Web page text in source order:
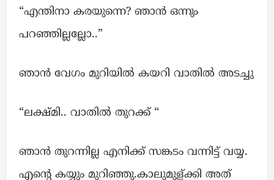
“എന്തിനാ കരയുന്നെ? ഞാൻ ഒന്നും
പറഞ്ഞില്ലല്ലോ..”
ഞാൻ വേഗം മുറിയിൽ കയറി വാതിൽ അടച്ചു
“ലക്ഷ്മി.. വാതിൽ തുറക്ക് “
ഞാൻ തുറന്നില്ല എനിക്ക് സങ്കടം വന്നിട്ട് വയ്യ.
എന്റെ കയ്യും മുറിഞ്ഞു.കാലുമുള്ക്കി അത്